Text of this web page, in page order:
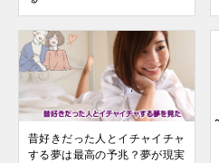
昔好きだった人とイチャイチャ
する夢は最高の予兆？夢が現実